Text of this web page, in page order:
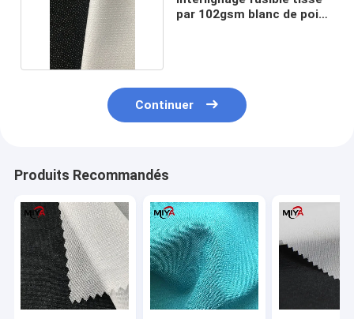
par 102gsm blanc de point
Continuer
Produits Recommandés